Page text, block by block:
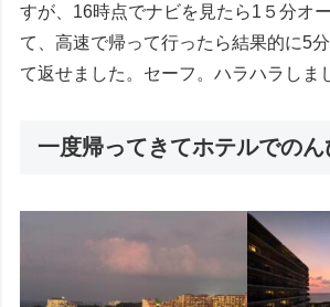
すが、16時点でナビを見たら1５分オ
て、高速で帰って行ったら結果的に5
て返せました。セーフ。ハラハラしま
一度帰ってきてホテルでのん